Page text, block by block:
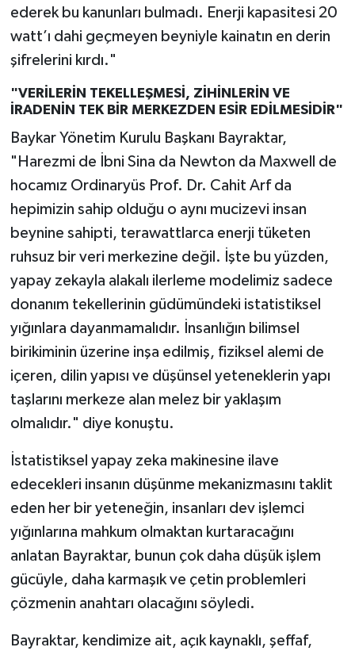
ederek bu kanunları bulmadı. Enerji kapasitesi 20
watt’ı dahi geçmeyen beyniyle kainatın en derin
şifrelerini kırdı."
"VERİLERİN TEKELLEŞMESİ, ZİHİNLERİN VE
İRADENİN TEK BİR MERKEZDEN ESİR EDİLMESİDİR"
Baykar Yönetim Kurulu Başkanı Bayraktar,
"Harezmi de İbni Sina da Newton da Maxwell de
hocamız Ordinaryüs Prof. Dr. Cahit Arf da
hepimizin sahip olduğu o aynı mucizevi insan
beynine sahipti, terawattlarca enerji tüketen
ruhsuz bir veri merkezine değil. İşte bu yüzden,
yapay zekayla alakalı ilerleme modelimiz sadece
donanım tekellerinin güdümündeki istatistiksel
yığınlara dayanmamalıdır. İnsanlığın bilimsel
birikiminin üzerine inşa edilmiş, fiziksel alemi de
içeren, dilin yapısı ve düşünsel yeteneklerin yapı
taşlarını merkeze alan melez bir yaklaşım
olmalıdır." diye konuştu.
İstatistiksel yapay zeka makinesine ilave
edecekleri insanın düşünme mekanizmasını taklit
eden her bir yeteneğin, insanları dev işlemci
yığınlarına mahkum olmaktan kurtaracağını
anlatan Bayraktar, bunun çok daha düşük işlem
gücüyle, daha karmaşık ve çetin problemleri
çözmenin anahtarı olacağını söyledi.
Bayraktar, kendimize ait, açık kaynaklı, şeffaf,